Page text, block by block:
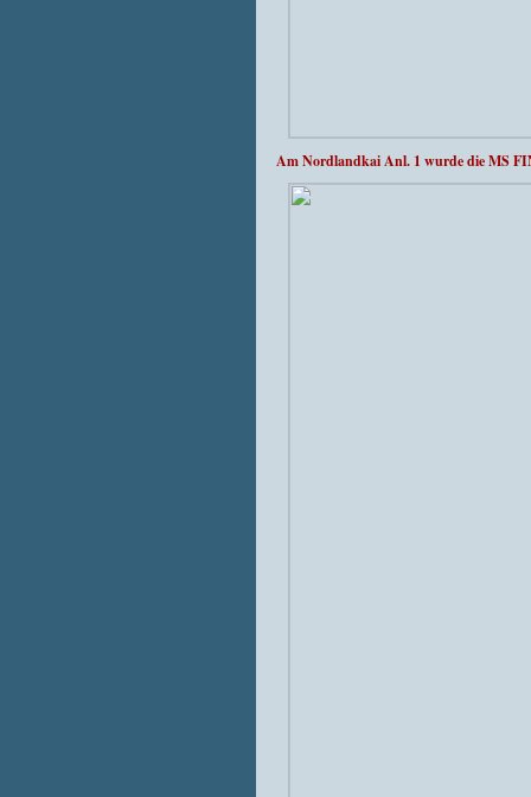
Am Nordlandkai Anl. 1 wurde die MS